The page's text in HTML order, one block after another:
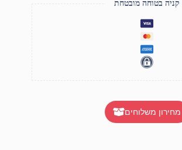
קניה בטוחה מובטחת
מחירון משלוחים